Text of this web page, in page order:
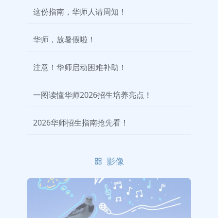
这份指南，华师人请周知！
华师，放暑假啦！
注意！华师启动困难补助！
一图读懂华师2026招生培养亮点！
2026华师招生指南抢先看！
影像